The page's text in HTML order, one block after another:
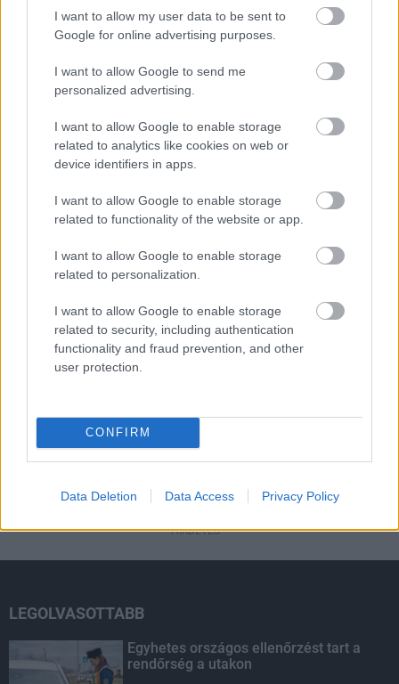
I want to allow my user data to be sent to
Google for online advertising purposes.
I want to allow Google to send me
personalized advertising.
I want to allow Google to enable storage
related to analytics like cookies on web or
device identifiers in apps.
I want to allow Google to enable storage
related to functionality of the website or app.
I want to allow Google to enable storage
related to personalization.
I want to allow Google to enable storage
related to security, including authentication
functionality and fraud prevention, and other
user protection.
CONFIRM
Data Deletion Data Access Privacy Policy
LEGFRISSEBB
Amire többmillióan vártunk: szombattól
másodfokúra csökken a riasztás
Helyi hírek
Látlelet a hazai víziközművekről?
Egyetlen, fél évszázados vezetéken múlt
Bicske vízellátása
Helyi hírek
Gyárleállításokkal és átszervezett
termeléssel tehermentesíti a
villamosenergia-rendszert a STRABAG
HIRDETÉS
LEGOLVASOTTABB
Egyhetes országos ellenőrzést tart a
rendőrség a utakon